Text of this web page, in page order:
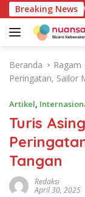
a
Breaking News
UMKM
Beranda Ragam
Peringatan, Sailor
Artikel,
Turis
Tangan
Redaksi
April 30, 2025